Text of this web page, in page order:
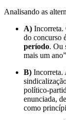
Analisando as
A) Incorreta.
do concurso
período. Ou
mais um
B) Incorreta.
político-
enunciada,
como